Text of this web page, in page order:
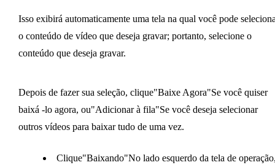
Isso exibirá automaticamente uma tela na qual você pode
o conteúdo de vídeo que deseja gravar; portanto, selecione o
conteúdo que deseja gravar.
Depois de fazer sua seleção, clique"Baixe Agora"Se você quiser
baixá -lo agora, ou"Adicionar à fila"Se você deseja selecionar
outros vídeos para baixar tudo de uma vez.
Clique"Baixando"No lado esquerdo da tela de